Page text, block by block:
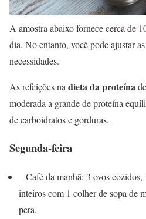
A amostra abaixo fornece cerca de
dia. No entanto, você pode ajustar
necessidades.
As refeições na dieta da proteína
moderada a grande de proteína
de carboidratos e gorduras.
Segunda-feira
– Café da manhã: 3 ovos
inteiros com 1 colher de sopa de
pera.